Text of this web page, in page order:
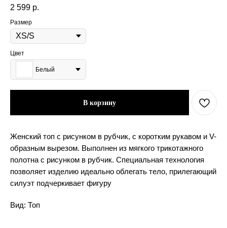
2 599 р.
Размер
Цвет
Белый
В корзину
Женский топ с рисунком в рубчик, с коротким рукавом и V-
образным вырезом. Выполнен из мягкого трикотажного
полотна с рисунком в рубчик. Специальная технология
позволяет изделию идеально облегать тело, прилегающий
силуэт подчеркивает фигуру
Вид: Топ